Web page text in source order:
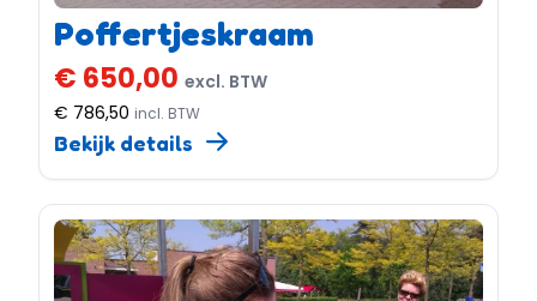
Poffertjeskraam
€ 650,00 excl. BTW
€ 786,50 incl. BTW
Bekijk details